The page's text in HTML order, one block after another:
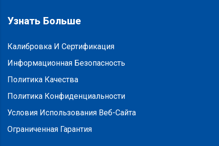
Узнать Больше
Калибровка И Сертификация
Информационная Безопасность
Политика Качества
Политика Конфиденциальности
Условия Использования Веб-Сайта
Ограниченная Гарантия